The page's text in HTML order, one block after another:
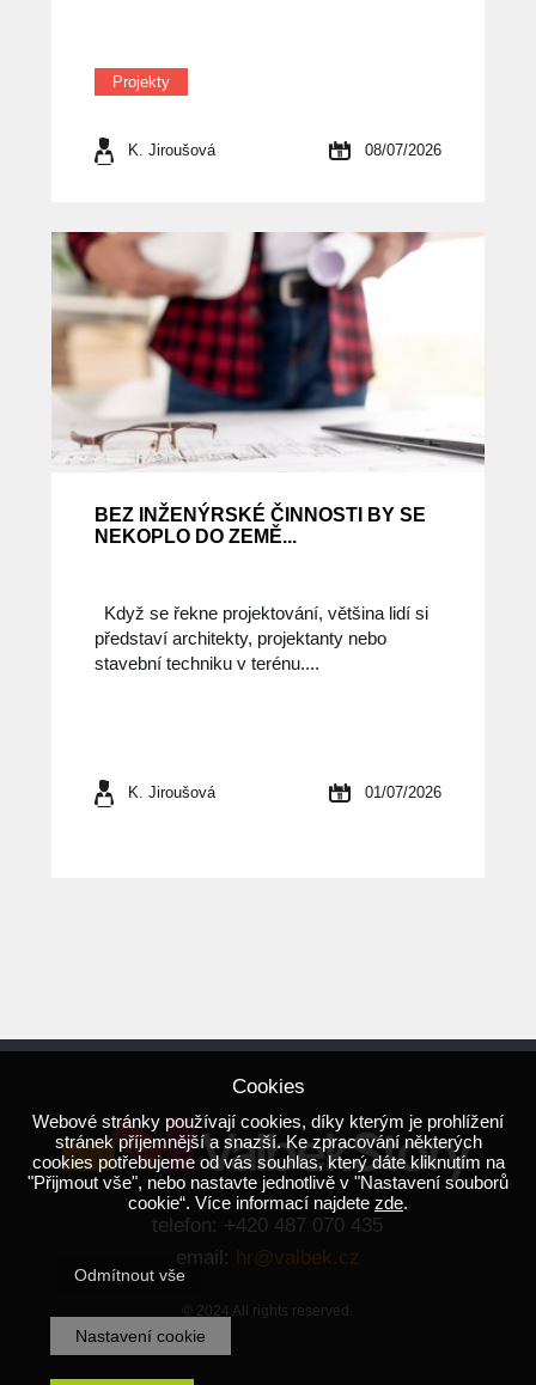
Projekty
K. Jiroušová 08/07/2026
BEZ INŽENÝRSKÉ ČINNOSTI BY SE
NEKOPLO DO ZEMĚ...
Když se řekne projektování, většina lidí si
představí architekty, projektanty nebo
stavební techniku v terénu....
K. Jiroušová 01/07/2026
telefon: +420 487 070 435
email: hr@valbek.cz
© 2024 All rights reserved.
Cookies
Webové stránky používají cookies, díky kterým je prohlížení
stránek příjemnější a snazší. Ke zpracování některých
cookies potřebujeme od vás souhlas, který dáte kliknutím na
"Přijmout vše", nebo nastavte jednotlivě v "Nastavení souborů
cookie“. Více informací najdete zde.
Odmítnout vše
Nastavení cookie